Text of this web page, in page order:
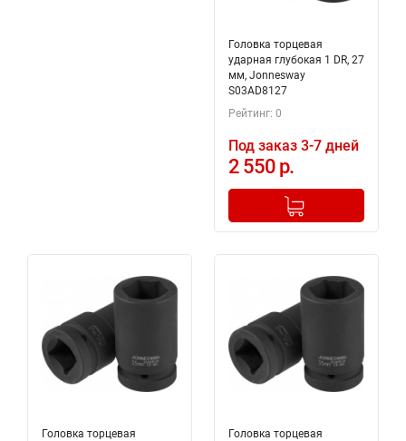
Головка торцевая
ударная глубокая 1 DR, 27
мм, Jonnesway
S03AD8127
Рейтинг: 0
Под заказ 3-7 дней
2 550 р.
+
Добавлено в корзину
Головка торцевая
Головка торцевая